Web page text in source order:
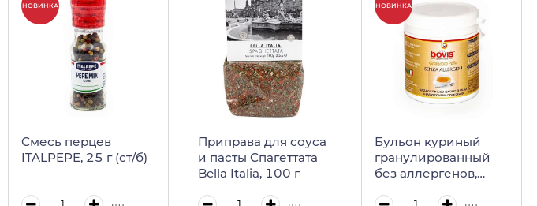
НОВИНКА
Смесь перцев
ITALPEPE, 25 г (ст/б)
Приправа для соуса
и пасты Спагеттата
Bella Italia, 100 г
НОВИНКА
Бульон куриный
гранулированный
без аллергенов,